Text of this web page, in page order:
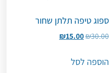
ספוג טיפה תלתן שחור
₪30.00
₪15.00
הוספה לסל